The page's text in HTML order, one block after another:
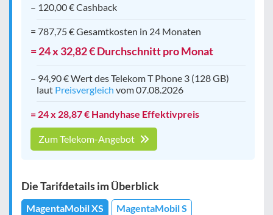
– 120,00 € Cashback
= 787,75 € Gesamtkosten in 24 Monaten
= 24 x 32,82 € Durchschnitt pro Monat
– 94,90 € Wert des Telekom T Phone 3 (128 GB)
laut Preisvergleich vom 07.08.2026
= 24 x 28,87 € Handyhase Effektivpreis
Zum Telekom-Angebot
Die Tarifdetails im Überblick
MagentaMobil XS MagentaMobil S